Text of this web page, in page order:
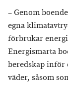
– Genom
egna
förbrukar
Energismarta
beredskap inför
väder, såsom